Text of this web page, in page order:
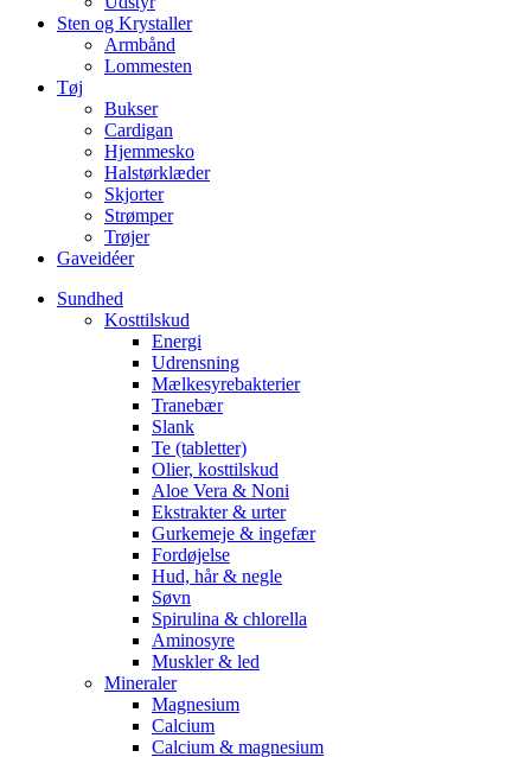
Sten og Krystaller
Armbånd
Lommesten
Tøj
Bukser
Cardigan
Hjemmesko
Halstørklæder
Skjorter
Strømper
Trøjer
Gaveidéer
Sundhed
Kosttilskud
Energi
Udrensning
Mælkesyrebakterier
Tranebær
Slank
Te (tabletter)
Olier, kosttilskud
Aloe Vera & Noni
Ekstrakter & urter
Gurkemeje & ingefær
Fordøjelse
Hud, hår & negle
Søvn
Spirulina & chlorella
Aminosyre
Muskler & led
Mineraler
Magnesium
Calcium
Calcium & magnesium